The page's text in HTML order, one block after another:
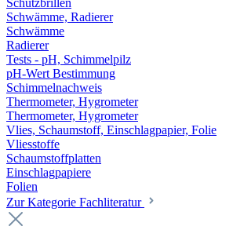
Schwämme, Radierer
Schwämme
Radierer
Tests - pH, Schimmelpilz
pH-Wert Bestimmung
Schimmelnachweis
Thermometer, Hygrometer
Thermometer, Hygrometer
Vlies, Schaumstoff, Einschlagpapier, Folie
Vliesstoffe
Schaumstoffplatten
Einschlagpapiere
Folien
Zur Kategorie Fachliteratur